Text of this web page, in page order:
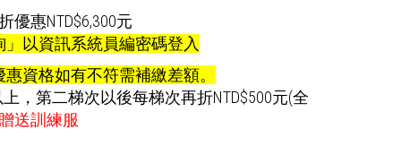
優惠NTD$6,300元
以資訊系統員編密碼登入
資格如有不符需補繳差額。
，第二梯次以後每梯次再折NTD$500元(全
送訓練服